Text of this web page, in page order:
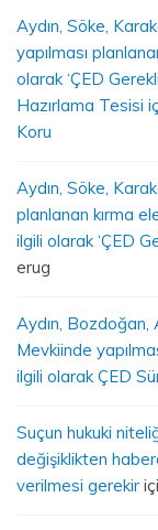
Aydın, Söke,
yapılması
olarak ‘ÇED
Hazırlama Tesisi
Koru
Aydın, Söke,
planlanan kırma
ilgili olarak ‘ÇED
erug
Aydın,
Mevkiinde
ilgili olarak ÇED
Suçun hukuki
değişiklikten
verilmesi gerekir